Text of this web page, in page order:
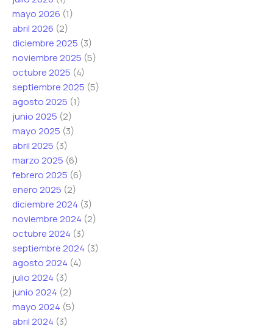
mayo 2026 (1)
abril 2026 (2)
diciembre 2025 (3)
noviembre 2025 (5)
octubre 2025 (4)
septiembre 2025 (5)
agosto 2025 (1)
junio 2025 (2)
mayo 2025 (3)
abril 2025 (3)
marzo 2025 (6)
febrero 2025 (6)
enero 2025 (2)
diciembre 2024 (3)
noviembre 2024 (2)
octubre 2024 (3)
septiembre 2024 (3)
agosto 2024 (4)
julio 2024 (3)
junio 2024 (2)
mayo 2024 (5)
abril 2024 (3)